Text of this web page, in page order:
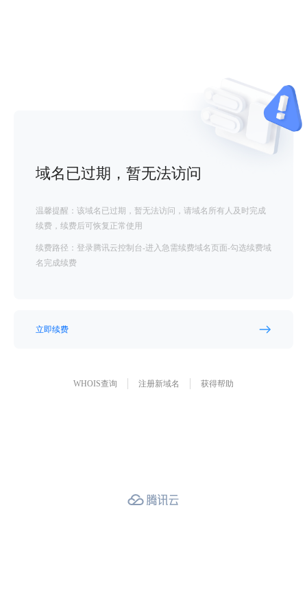
域名已过期，暂无法访问
温馨提醒：该域名已过期，暂无法访问，请域名所有人及时完成
续费，续费后可恢复正常使用
续费路径：登录腾讯云控制台-进入急需续费域名页面-勾选续费域
名完成续费
立即续费
WHOIS查询 注册新域名 获得帮助